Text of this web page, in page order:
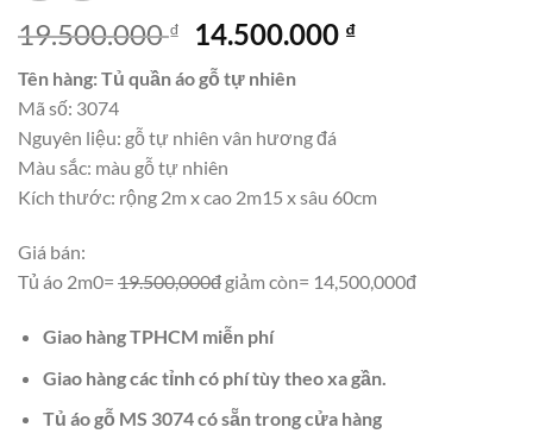
19.500.000₫
Giá
gốc
là:
14.500.000 ₫Giá
Tên hàng: Tủ quần áo gỗ tự nhiên
Mã số: 3074
Nguyên liệu: gỗ tự nhiên vân hương đá
Màu sắc: màu gỗ tự nhiên
Kích thước: rộng 2m x cao 2m15 x sâu 60cm
Giá bán:
Tủ áo 2m0= 19.500,000đ giảm còn= 14,500,000đ
Giao hàng TPHCM miễn phí
Giao hàng các tỉnh có phí tùy theo xa gần.
Tủ áo gỗ MS 3074 có sẵn trong cửa hàng